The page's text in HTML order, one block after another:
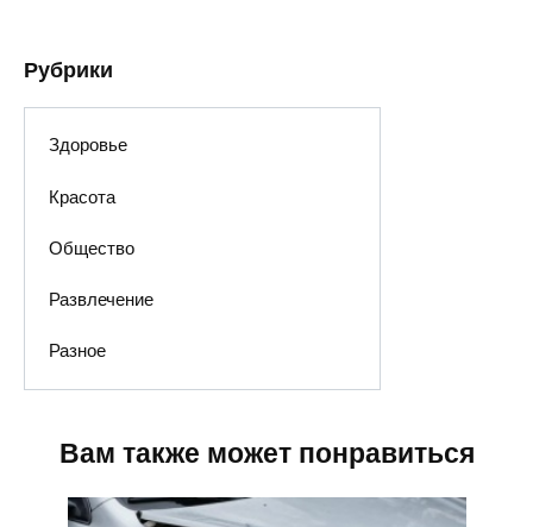
Рубрики
Здоровье
Красота
Общество
Развлечение
Разное
Вам также может понравиться